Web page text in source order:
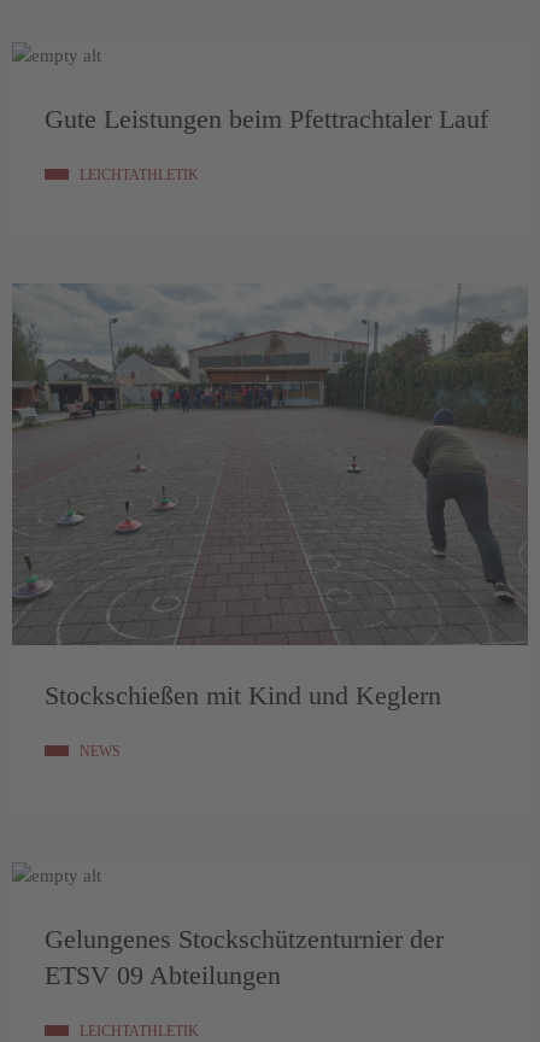
Gute Leistungen beim Pfettrachtaler Lauf
LEICHTATHLETIK
Stockschießen mit Kind und Keglern
NEWS
Gelungenes Stockschützenturnier der
ETSV 09 Abteilungen
LEICHTATHLETIK